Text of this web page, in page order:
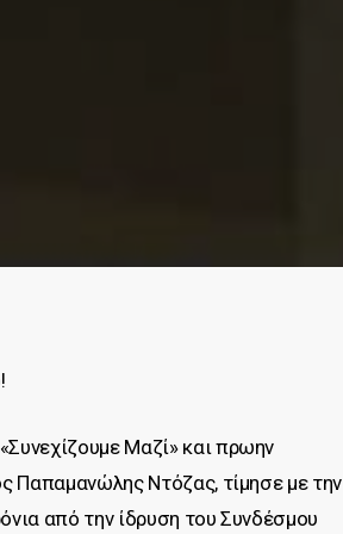
Μαζί» και πρωην
Παπαμανώλης Ντόζας, τίμησε με την
από την ίδρυση του Συνδέσμου